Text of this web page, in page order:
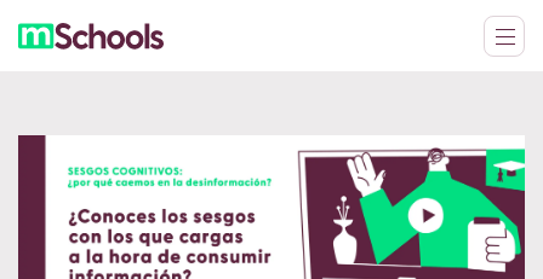
Facebook
Twitter
LinkedIn
WhatsApp
Reddit
Gmail